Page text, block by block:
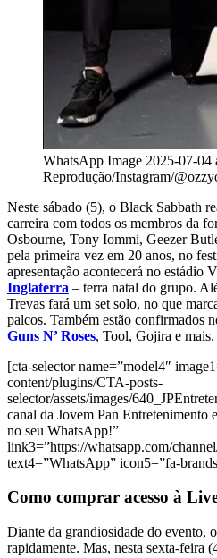
WhatsApp Image 2025-07-04
Reprodução/Instagram/
Neste sábado (5), o Black Sabbath
carreira com todos os membros da
Osbourne, Tony Iommi, Geezer
pela primeira vez em 20 anos, no
apresentação acontecerá no estádio
Inglaterra – terra natal do grupo.
Trevas fará um set solo, no que
palcos. Também estão confirmados
Guns N’ Roses, Tool, Gojira e mais.
[cta-selector name=”model4″
content/plugins/CTA-posts-
selector/assets/images/
canal da Jovem Pan Entretenimento
no seu WhatsApp!”
link3=”https://whatsapp.com/
text4=”WhatsApp” icon5=”fa-
Como comprar acesso à
Diante da grandiosidade do evento,
rapidamente. Mas, nesta sexta-feira